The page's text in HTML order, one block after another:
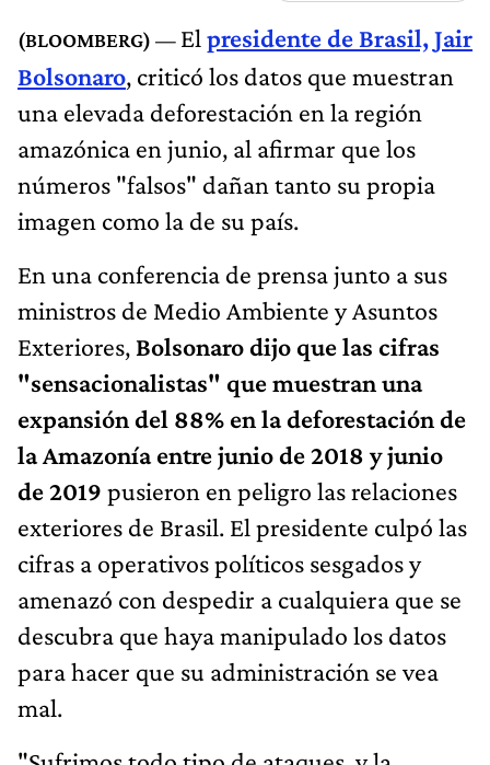
El presidente de Brasil, Jair
Bolsonaro, criticó los datos que muestran
una elevada deforestación en la región
amazónica en junio, al afirmar que los
números "falsos" dañan tanto su propia
imagen como la de su país.
En una conferencia de prensa junto a sus
ministros de Medio Ambiente y Asuntos
Exteriores, Bolsonaro dijo que las cifras
"sensacionalistas" que muestran una
expansión del 88% en la deforestación de
la Amazonía entre junio de 2018 y junio
de 2019 pusieron en peligro las relaciones
exteriores de Brasil. El presidente culpó las
cifras a operativos políticos sesgados y
amenazó con despedir a cualquiera que se
descubra que haya manipulado los datos
para hacer que su administración se vea
mal.